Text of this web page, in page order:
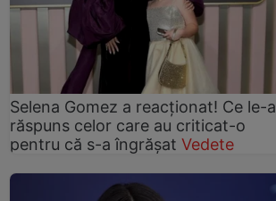
Selena Gomez a reacționat! Ce le-a
răspuns celor care au criticat-o
pentru că s-a îngrășat Vedete